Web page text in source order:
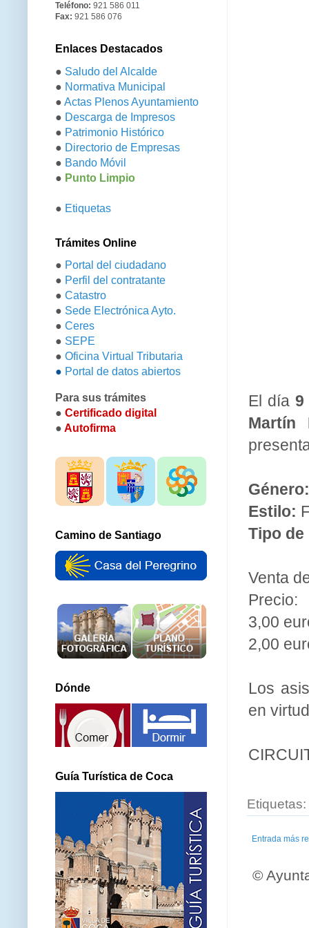
El día9
Martín
Género:
Estilo:
Tipo
Venta
Precio:
3,00
2,00
Los
en
Etiquetas:
Entrada más
©
Teléfono: 921 586 011
Fax: 921 586 076
Enlaces Destacados
● Saludo del Alcalde
● Normativa Municipal
● Actas Plenos Ayuntamiento
● Descarga de Impresos
● Patrimonio Histórico
● Directorio de Empresas
● Bando Móvil
● Punto Limpio
● Etiquetas
Trámites Online
● Portal del ciudadano
● Perfil del contratante
● Catastro
● Sede Electrónica Ayto.
● Ceres
● SEPE
● Oficina Virtual Tributaria
● Portal de datos abiertos
Para sus trámites
● Certificado digital
● Autofirma
Camino de Santiago
Dónde
Guía Turística de Coca